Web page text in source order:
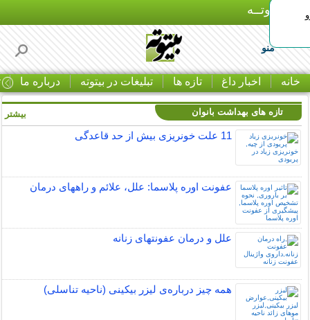
بـیتوتــه
منو
خانه اخبار داغ تازه ها تبلیغات در بیتوته درباره ما
تازه های بهداشت بانوان
11 علت خونریزی بیش از حد قاعدگی
عفونت اوره پلاسما: علل، علائم و راههای درمان
علل و درمان عفونتهای زنانه
همه چیز درباره‌ی لیزر بیکینی (ناحیه تناسلی)
بیشتر